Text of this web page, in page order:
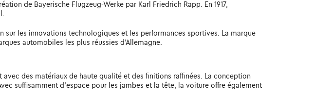
de Bayerische Flugzeug-Werke par Karl Friedrich Rapp. En 1917,
les innovations technologiques et les performances sportives. La marque
automobiles les plus réussies d'Allemagne.
des matériaux de haute qualité et des finitions raffinées. La conception
suffisamment d'espace pour les jambes et la tête, la voiture offre également